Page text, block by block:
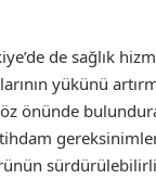
de sağlık
yükünü
önünde
istihdam